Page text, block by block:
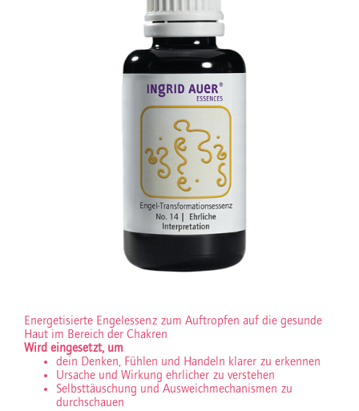
Energetisierte Engelessenz zum Auftropfen auf die gesunde
Haut im Bereich der Chakren
Wird eingesetzt, um
dein Denken, Fühlen und Handeln klarer zu erkennen
Ursache und Wirkung ehrlicher zu verstehen
Selbsttäuschung und Ausweichmechanismen zu
durchschauen